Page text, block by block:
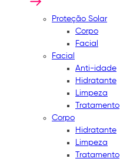
Proteção Solar
Corpo
Facial
Facial
Anti-idade
Hidratante
Limpeza
Tratamento
Corpo
Hidratante
Limpeza
Tratamento